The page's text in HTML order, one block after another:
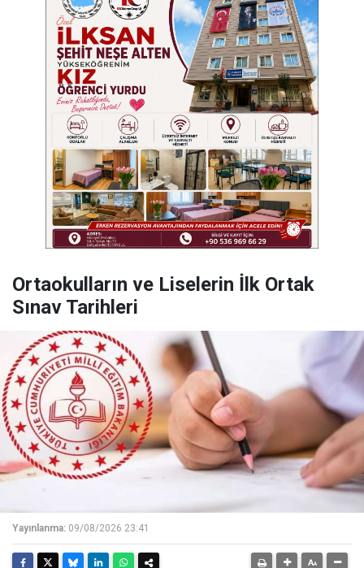
Ortaokulların ve Liselerin İlk Ortak
Sınav Tarihleri
Yayınlanma: 09/08/2026 23:41